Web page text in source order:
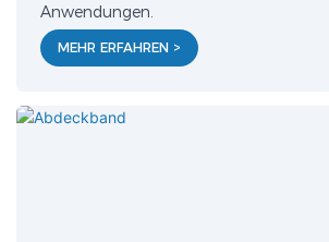
Anwendungen.
MEHR ERFAHREN >